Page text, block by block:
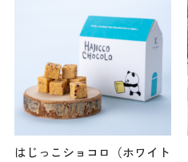
はじっこショコロ（ホワイト